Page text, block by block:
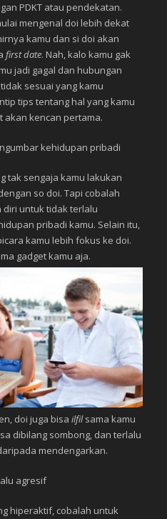
PDKT atau pendekatan.
mengenal doi lebih dekat
kamu dan si doi akan
first date. Nah, kalo kamu gak
jadi gagal dan hubungan
sesuai yang kamu
tips tentang hal yang kamu
akan kencan pertama.
kehidupan pribadi
tak sengaja kamu lakukan
so doi. Tapi cobalah
diri untuk tidak terlalu
pribadi kamu. Selain itu,
kamu lebih fokus ke doi.
gadget kamu aja.
doi juga bisa ilfilsama kamu
dibilang sombong, dan terlalu
mendengarkan.
agresif
hiperaktif, cobalah untuk